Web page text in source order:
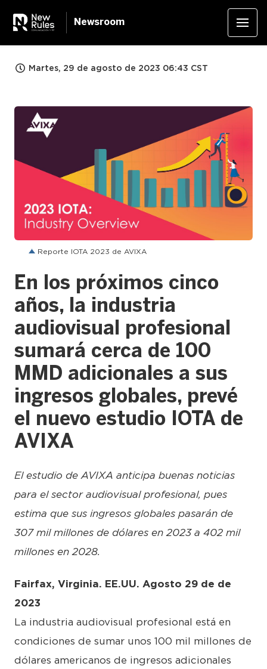
Newsroom
Martes, 29 de agosto de 2023 06:43 CST
JPG
Reporte IOTA 2023 de AVIXA
En los próximos cinco
años, la industria
audiovisual profesional
sumará cerca de 100
MMD adicionales a sus
ingresos globales, prevé
el nuevo estudio IOTA de
AVIXA
El estudio de AVIXA anticipa buenas noticias
para el sector audiovisual profesional, pues
estima que sus ingresos globales pasarán de
307 mil millones de dólares en 2023 a 402 mil
millones en 2028.
Fairfax, Virginia. EE.UU. Agosto 29 de de
2023
La industria audiovisual profesional está en
condiciones de sumar unos 100 mil millones de
dólares americanos de ingresos adicionales